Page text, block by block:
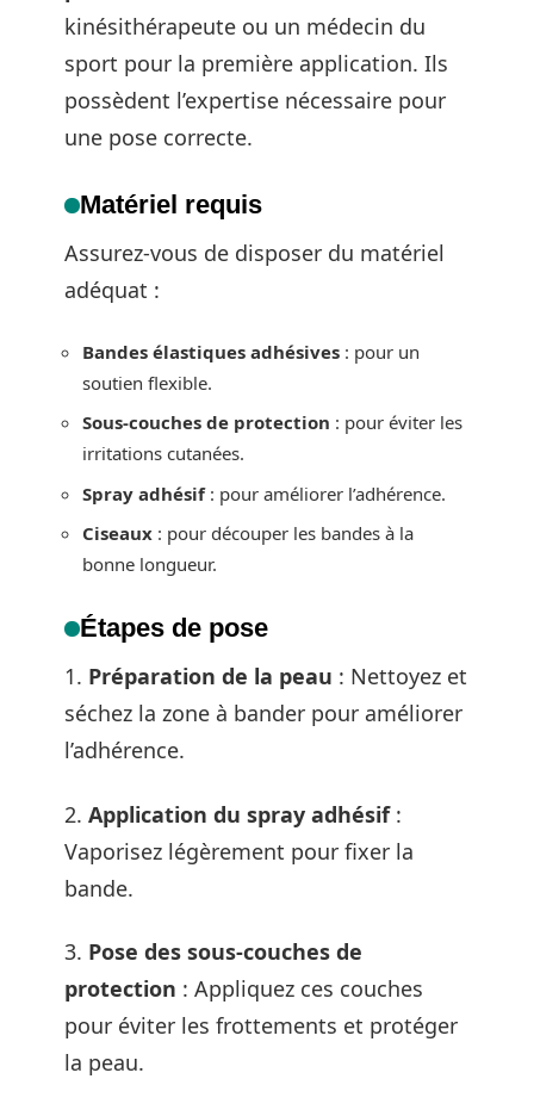
kinésithérapeute ou un médecin du
sport pour la première application. Ils
possèdent l’expertise nécessaire pour
une pose correcte.
Matériel requis
Assurez-vous de disposer du matériel
adéquat :
Bandes élastiques adhésives : pour un
soutien flexible.
Sous-couches de protection : pour éviter les
irritations cutanées.
Spray adhésif: pour améliorer l’adhérence.
Ciseaux : pour découper les bandes à la
bonne longueur.
Étapes de pose
1. Préparation de la peau : Nettoyez et
séchez la zone à bander pour améliorer
l’adhérence.
2. Application du spray adhésif:
Vaporisez légèrement pour fixer la
bande.
3. Pose des sous-couches de
protection : Appliquez ces couches
pour éviter les frottements et protéger
la peau.